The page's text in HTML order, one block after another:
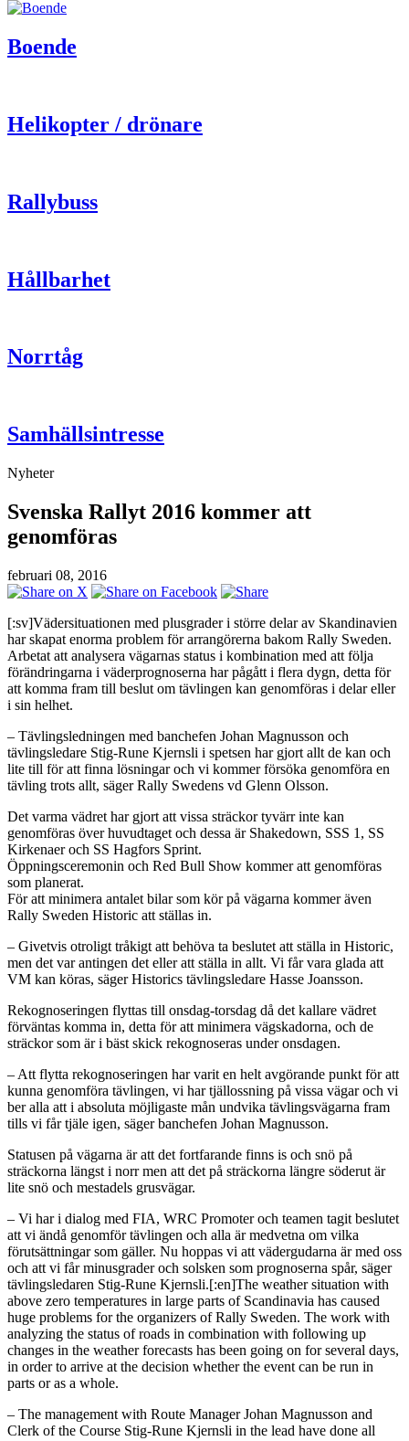
Boende
Helikopter / drönare
Rallybuss
Hållbarhet
Norrtåg
Samhällsintresse
Nyheter
Svenska Rallyt 2016 kommer att
genomföras
februari 08, 2016
[:sv]Vädersituationen med plusgrader i större delar av Skandinavien
har skapat enorma problem för arrangörerna bakom Rally Sweden.
Arbetat att analysera vägarnas status i kombination med att följa
förändringarna i väderprognoserna har pågått i flera dygn, detta för
att komma fram till beslut om tävlingen kan genomföras i delar eller
i sin helhet.
– Tävlingsledningen med banchefen Johan Magnusson och
tävlingsledare Stig-Rune Kjernsli i spetsen har gjort allt de kan och
lite till för att finna lösningar och vi kommer försöka genomföra en
tävling trots allt, säger Rally Swedens vd Glenn Olsson.
Det varma vädret har gjort att vissa sträckor tyvärr inte kan
genomföras över huvudtaget och dessa är Shakedown, SSS 1, SS
Kirkenaer och SS Hagfors Sprint.
Öppningsceremonin och Red Bull Show kommer att genomföras
som planerat.
För att minimera antalet bilar som kör på vägarna kommer även
Rally Sweden Historic att ställas in.
– Givetvis otroligt tråkigt att behöva ta beslutet att ställa in Historic,
men det var antingen det eller att ställa in allt. Vi får vara glada att
VM kan köras, säger Historics tävlingsledare Hasse Joansson.
Rekognoseringen flyttas till onsdag-torsdag då det kallare vädret
förväntas komma in, detta för att minimera vägskadorna, och de
sträckor som är i bäst skick rekognoseras under onsdagen.
– Att flytta rekognoseringen har varit en helt avgörande punkt för att
kunna genomföra tävlingen, vi har tjällossning på vissa vägar och vi
ber alla att i absoluta möjligaste mån undvika tävlingsvägarna fram
tills vi får tjäle igen, säger banchefen Johan Magnusson.
Statusen på vägarna är att det fortfarande finns is och snö på
sträckorna längst i norr men att det på sträckorna längre söderut är
lite snö och mestadels grusvägar.
– Vi har i dialog med FIA, WRC Promoter och teamen tagit beslutet
att vi ändå genomför tävlingen och alla är medvetna om vilka
förutsättningar som gäller. Nu hoppas vi att vädergudarna är med oss
och att vi får minusgrader och solsken som prognoserna spår, säger
tävlingsledaren Stig-Rune Kjernsli.[:en]The weather situation with
above zero temperatures in large parts of Scandinavia has caused
huge problems for the organizers of Rally Sweden. The work with
analyzing the status of roads in combination with following up
changes in the weather forecasts has been going on for several days,
in order to arrive at the decision whether the event can be run in
parts or as a whole.
– The management with Route Manager Johan Magnusson and
Clerk of the Course Stig-Rune Kjernsli in the lead have done all